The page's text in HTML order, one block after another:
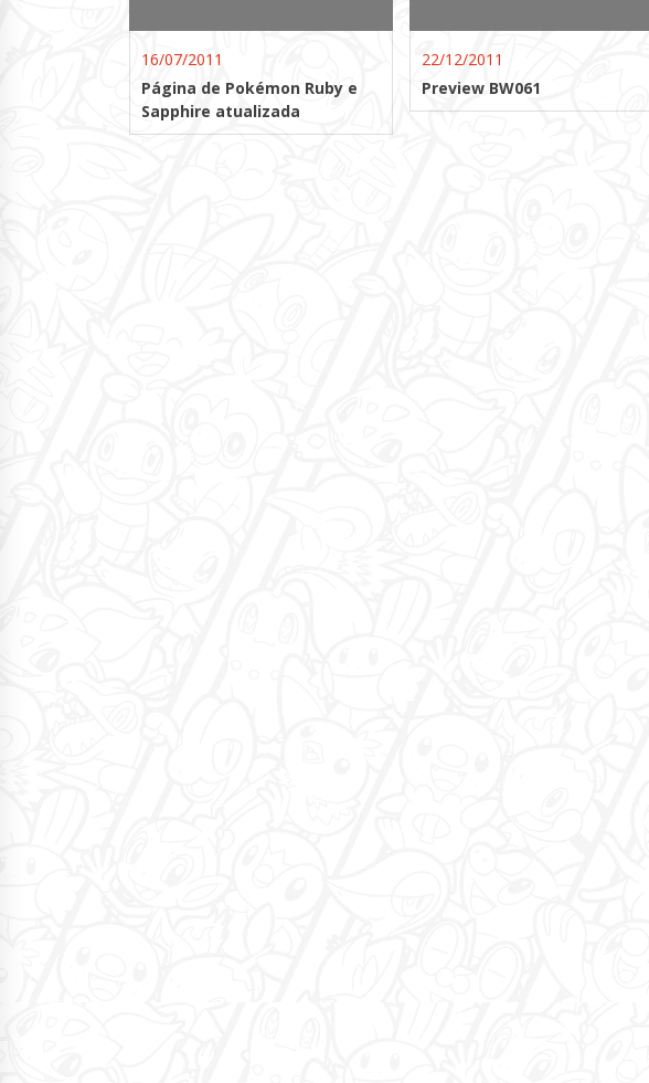
16/07/2011
Página de Pokémon Ruby e
Sapphire atualizada
22/12/2011
Preview BW061